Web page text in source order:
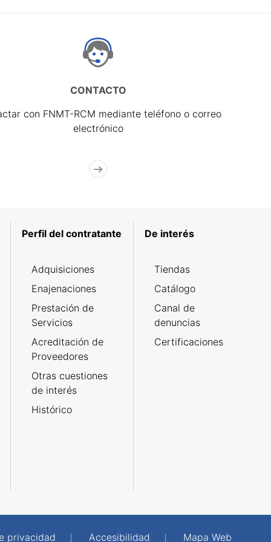
CONTACTO
con FNMT-RCM mediante teléfono o correo
electrónico
Perfil del contratante
Adquisiciones
Enajenaciones
Prestación de
Servicios
Acreditación de
Proveedores
Otras cuestiones
de interés
Histórico
De interés
Tiendas
Catálogo
Canal de
denuncias
Certificaciones
privacidad Accesibilidad Mapa Web